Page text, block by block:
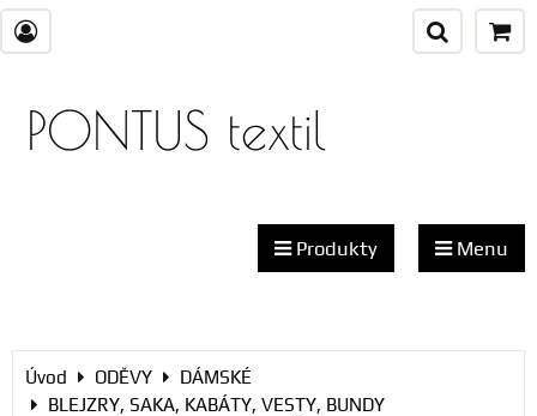
PONTUS textil
Produkty Menu
Úvod ODĚVY
DÁMSKÉ
BLEJZRY, SAKA, KABÁTY, VESTY, BUNDY